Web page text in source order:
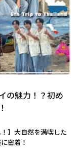
の魅力！？初め
！】大自然を満喫した
密着！